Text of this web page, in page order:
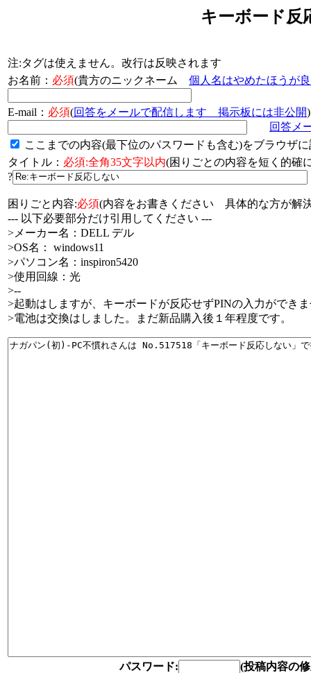
キーボード反
注:タグは使えません。改行は反映されます
お名前： 必須(貴方のニックネーム 個人名はやめたほうが
E-mail： 必須(回答をメールで配信します 掲示板には非公開)
回答メ
ここまでの内容(最下位のパスワードも含む)をブラウザ
タイトル： 必須:全角35文字以内(困りごとの内容を短く的
?
困りごと内容:必須(内容をお書きください 具体的な方が解
--- 以下必要部分だけ引用してください ---
>メーカー名：DELL デル
>OS名： windows11
>パソコン名：inspiron5420
>使用回線：光
>--
>起動はしますが、キーボードが反応せずPINの入力ができ
>電池は交換はしました。まだ新品購入後１年程度です。
パスワード: (投稿内容の